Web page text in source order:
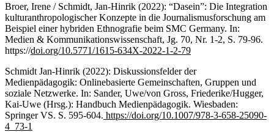
Broer, Irene / Schmidt, Jan-Hinrik (2022): “Dasein”: Die Integration
kulturanthropologischer Konzepte in die Journalismusforschung am
Beispiel einer hybriden Ethnografie beim SMC Germany. In:
Medien & Kommunikationswissenschaft, Jg. 70, Nr. 1-2, S. 79-96.
https://doi.org/10.5771/1615-634X-2022-1-2-79
Schmidt Jan-Hinrik (2022): Diskussionsfelder der
Medienpädagogik: Onlinebasierte Gemeinschaften, Gruppen und
soziale Netzwerke. In: Sander, Uwe/von Gross, Friederike/Hugger,
Kai-Uwe (Hrsg.): Handbuch Medienpädagogik. Wiesbaden:
Springer VS. S. 595-604. https://doi.org/10.1007/978-3-658-25090-
4_73-1